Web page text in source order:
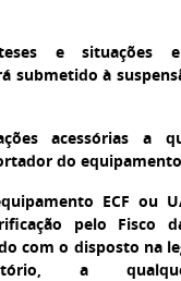
e situações
submetido à
acessórias a
do
ECF ou
pelo Fisco
com o disposto na
a